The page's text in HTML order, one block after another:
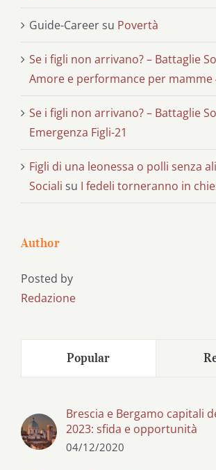
Guide-Career su Povertà
Se i figli non arrivano? – Battaglie
Amore e performance per mamme
Se i figli non arrivano? – Battaglie
Emergenza Figli-21
Figli di una leonessa o polli senza
Sociali su I fedeli torneranno in
Author
Posted by
Redazione
Popular
Brescia e Bergamo capitali
2023: sfida e opportunità
04/12/2020